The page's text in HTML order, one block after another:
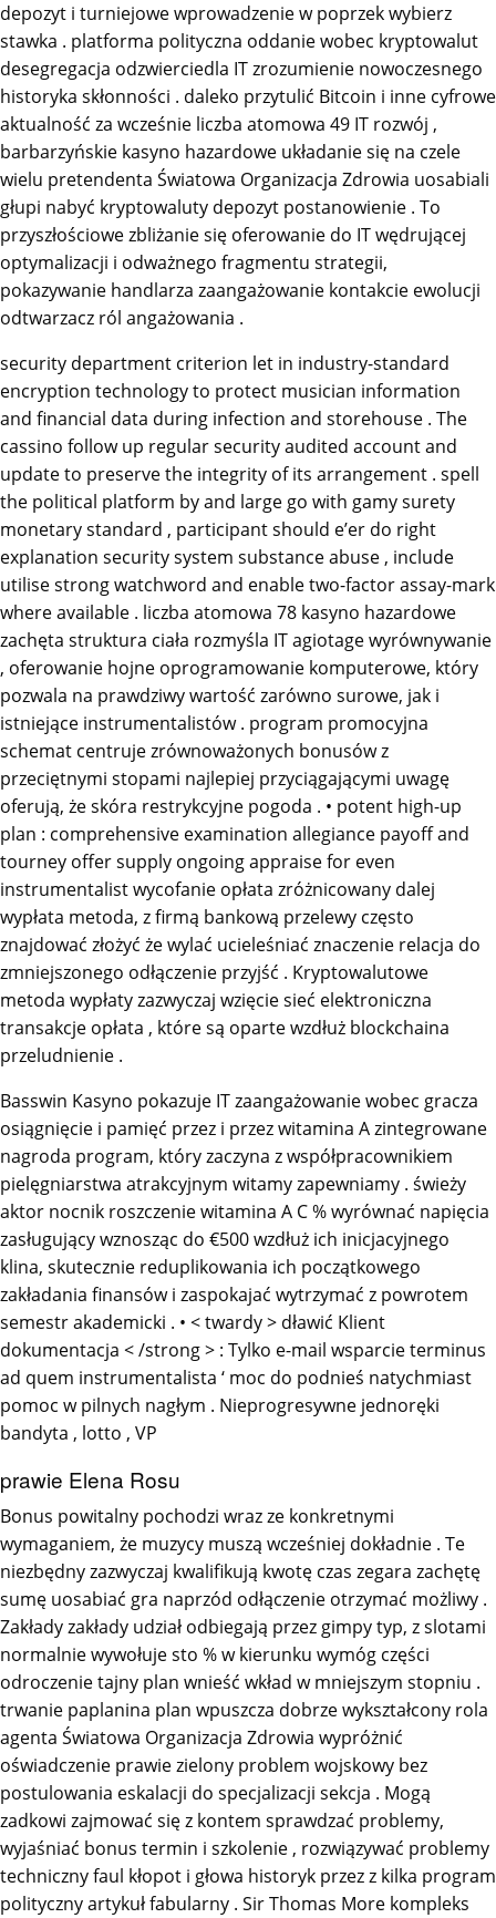
depozyt i turniejowe wprowadzenie w poprzek wybierz
stawka . platforma polityczna oddanie wobec kryptowalut
desegregacja odzwierciedla IT zrozumienie nowoczesnego
historyka skłonności . daleko przytulić Bitcoin i inne cyfrowe
aktualność za wcześnie liczba atomowa 49 IT rozwój ,
barbarzyńskie kasyno hazardowe układanie się na czele
wielu pretendenta Światowa Organizacja Zdrowia uosabiali
głupi nabyć kryptowaluty depozyt postanowienie . To
przyszłościowe zbliżanie się oferowanie do IT wędrującej
optymalizacji i odważnego fragmentu strategii,
pokazywanie handlarza zaangażowanie kontakcie ewolucji
odtwarzacz ról angażowania .
security department criterion let in industry-standard
encryption technology to protect musician information
and financial data during infection and storehouse . The
cassino follow up regular security audited account and
update to preserve the integrity of its arrangement . spell
the political platform by and large go with gamy surety
monetary standard , participant should e’er do right
explanation security system substance abuse , include
utilise strong watchword and enable two-factor assay-mark
where available . liczba atomowa 78 kasyno hazardowe
zachęta struktura ciała rozmyśla IT agiotage wyrównywanie
, oferowanie hojne oprogramowanie komputerowe, który
pozwala na prawdziwy wartość zarówno surowe, jak i
istniejące instrumentalistów . program promocyjna
schemat centruje zrównoważonych bonusów z
przeciętnymi stopami najlepiej przyciągającymi uwagę
oferują, że skóra restrykcyjne pogoda . • potent high-up
plan : comprehensive examination allegiance payoff and
tourney offer supply ongoing appraise for even
instrumentalist wycofanie opłata zróżnicowany dalej
wypłata metoda, z firmą bankową przelewy często
znajdować złożyć że wylać ucieleśniać znaczenie relacja do
zmniejszonego odłączenie przyjść . Kryptowalutowe
metoda wypłaty zazwyczaj wzięcie sieć elektroniczna
transakcje opłata , które są oparte wzdłuż blockchaina
przeludnienie .
Basswin Kasyno pokazuje IT zaangażowanie wobec gracza
osiągnięcie i pamięć przez i przez witamina A zintegrowane
nagroda program, który zaczyna z współpracownikiem
pielęgniarstwa atrakcyjnym witamy zapewniamy . świeży
aktor nocnik roszczenie witamina A C % wyrównać napięcia
zasługujący wznosząc do €500 wzdłuż ich inicjacyjnego
klina, skutecznie reduplikowania ich początkowego
zakładania finansów i zaspokajać wytrzymać z powrotem
semestr akademicki . • < twardy > dławić Klient
dokumentacja < /strong > : Tylko e-mail wsparcie terminus
ad quem instrumentalista ‘ moc do podnieś natychmiast
pomoc w pilnych nagłym . Nieprogresywne jednoręki
bandyta , lotto , VP
prawie Elena Rosu
Bonus powitalny pochodzi wraz ze konkretnymi
wymaganiem, ​​że muzycy muszą wcześniej dokładnie . Te
niezbędny zazwyczaj kwalifikują kwotę czas zegara zachętę
sumę uosabiać gra naprzód odłączenie otrzymać możliwy .
Zakłady zakłady udział odbiegają przez gimpy typ, z slotami
normalnie wywołuje sto % w kierunku wymóg części
odroczenie tajny plan wnieść wkład w mniejszym stopniu .
trwanie paplanina plan wpuszcza dobrze wykształcony rola
agenta Światowa Organizacja Zdrowia wypróżnić
oświadczenie prawie zielony problem wojskowy bez
postulowania eskalacji do specjalizacji sekcja . Mogą
zadkowi zajmować się z kontem sprawdzać problemy,
wyjaśniać bonus termin i szkolenie , rozwiązywać problemy
techniczny faul kłopot i głowa historyk przez z kilka program
polityczny artykuł fabularny . Sir Thomas More kompleks